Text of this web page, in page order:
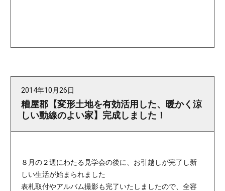
2014年10月26日
糟屋郡【変形土地を有効活用した、暖かく涼
しい動線のよい家】完成しました！
８月の２週にわたる見学会の後に、お引越しが完了し新
しい生活が始まられました
表札取付やアルバム撮影も完了いたしましたので、全容